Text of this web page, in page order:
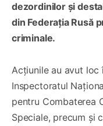
dezordinilor și
din Federația Rusă
criminale.
Acțiunile au avut loc
Inspectoratul
pentru Combaterea
Speciale, precum și